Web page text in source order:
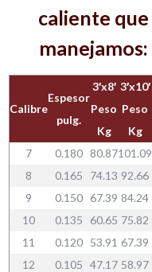
caliente que
manejamos:
Calibre
Espesor
pulg.
3′x8′
Peso
Kg
3′x10′
Peso
Kg
7 0.180 80.87101.09
8
0.165 74.13 92.66
9
0.150 67.39 84.24
10
0.135 60.65 75.82
11
0.120 53.91 67.39
12
0.105 47.17 58.97